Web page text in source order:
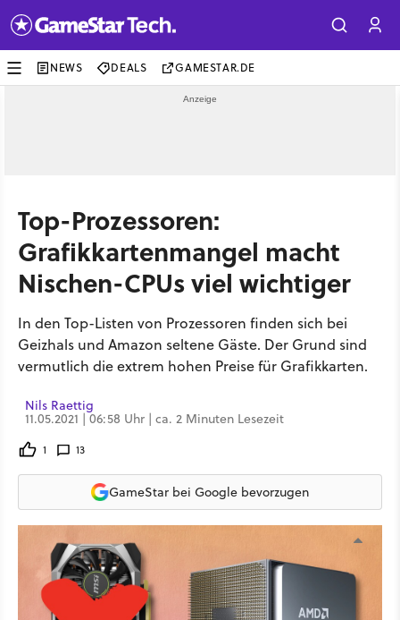
NEWS DEALS GAMESTAR.DE
Top-Prozessoren:
Grafikkartenmangel macht
Nischen-CPUs viel wichtiger
In den Top-Listen von Prozessoren finden sich bei
Geizhals und Amazon seltene Gäste. Der Grund sind
vermutlich die extrem hohen Preise für Grafikkarten.
Nils Raettig
11.05.2021 | 06:58 Uhr | ca. 2 Minuten Lesezeit
1 13
GameStar bei Google bevorzugen